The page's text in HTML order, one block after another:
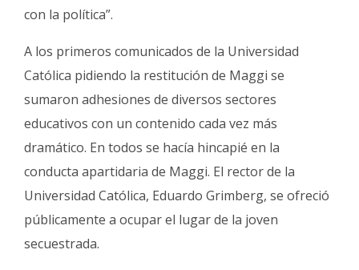
con la política”.
A los primeros comunicados de la Universidad
Católica pidiendo la restitución de Maggi se
sumaron adhesiones de diversos sectores
educativos con un contenido cada vez más
dramático. En todos se hacía hincapié en la
conducta apartidaria de Maggi. El rector de la
Universidad Católica, Eduardo Grimberg, se ofreció
públicamente a ocupar el lugar de la joven
secuestrada.